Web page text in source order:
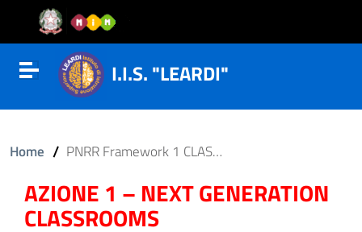
Vai al contenuto
Vail al menu di navigazione
Vai al footer
Attiva disattiva la navigazione
I.I.S. "LEARDI"
Home / PNRR Framework 1 CLASSROOMS
AZIONE 1 – NEXT GENERATION
CLASSROOMS